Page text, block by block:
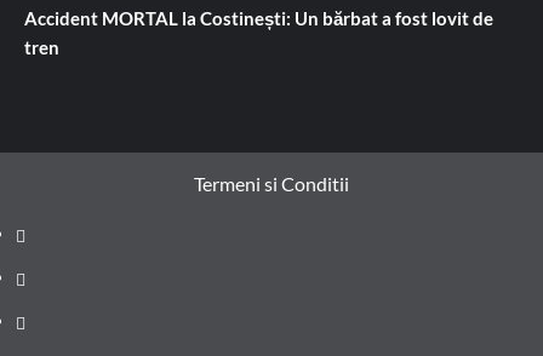
Accident MORTAL la Costinești: Un bărbat a fost lovit de
tren
Termeni si Conditii
Prima
pagină
Știri
de
Administrație